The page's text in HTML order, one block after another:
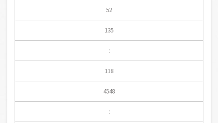
52
135
:
118
4548
: